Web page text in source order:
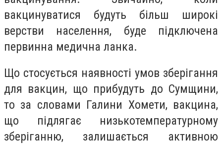
вакцинуватися будуть більш широкі
верстви населення, буде підключена
первинна медична ланка.
Що стосується наявності умов зберігання
для вакцин, що прибудуть до Сумщини,
то за словами Галини Хомети, вакцина,
що підлягає низькотемпературному
зберіганню, залишається активною